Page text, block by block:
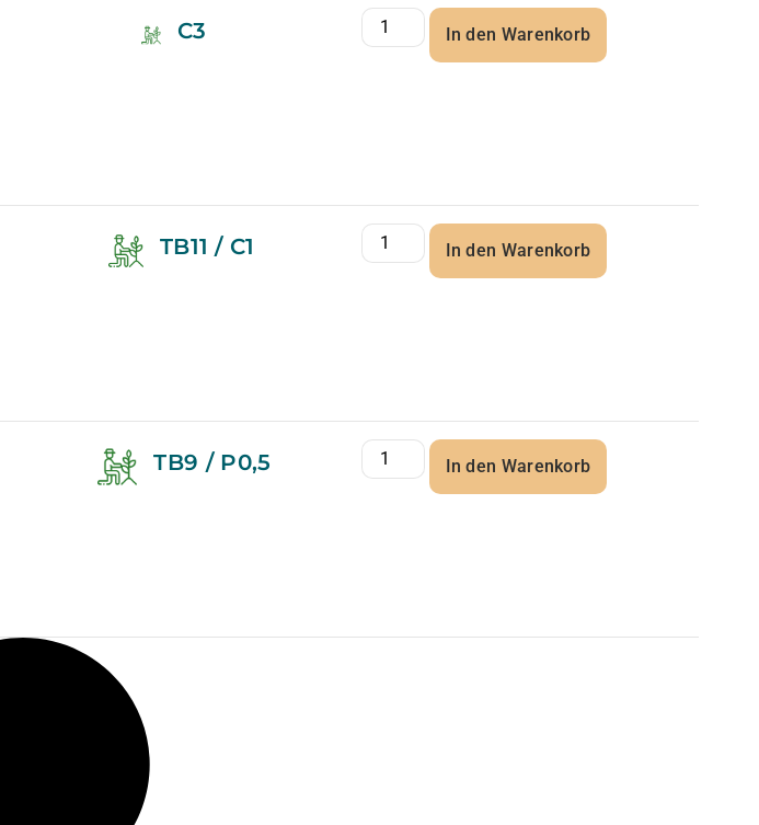
C3 In den Warenkorb
TB11 / C1 In den Warenkorb
TB9 / P0,5 In den Warenkorb